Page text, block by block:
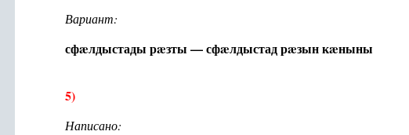
Вариант:
сфæлдыстады рæзты — сфæлдыстад рæзын кæныны
5)
Написано: